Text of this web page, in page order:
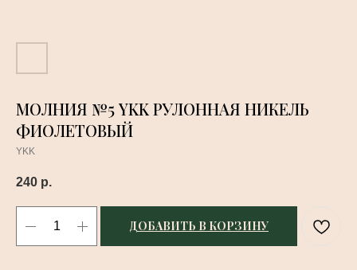
МОЛНИЯ №5 YKK РУЛОННАЯ НИКЕЛЬ
ФИОЛЕТОВЫЙ
YKK
240 р.
ДОБАВИТЬ В КОРЗИНУ